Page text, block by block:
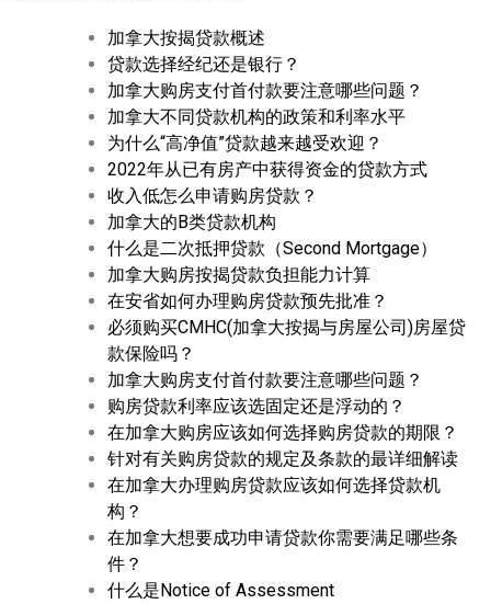
加拿大按揭贷款概述
贷款选择经纪还是银行？
加拿大购房支付首付款要注意哪些问题？
加拿大不同贷款机构的政策和利率水平
为什么“高净值”贷款越来越受欢迎？
2022年从已有房产中获得资金的贷款方式
收入低怎么申请购房贷款？
加拿大的B类贷款机构
什么是二次抵押贷款（Second Mortgage）
加拿大购房按揭贷款负担能力计算
在安省如何办理购房贷款预先批准？
必须购买CMHC(加拿大按揭与房屋公司)房屋贷
款保险吗？
加拿大购房支付首付款要注意哪些问题？
购房贷款利率应该选固定还是浮动的？
在加拿大购房应该如何选择购房贷款的期限？
针对有关购房贷款的规定及条款的最详细解读
在加拿大办理购房贷款应该如何选择贷款机
构？
在加拿大想要成功申请贷款你需要满足哪些条
件？
什么是Notice of Assessment